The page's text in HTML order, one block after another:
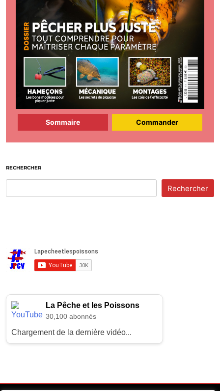
Sommaire Commander
RECHERCHER
Rechercher
La Pêche et les Poissons
30,100 abonnés
Chargement de la dernière vidéo...